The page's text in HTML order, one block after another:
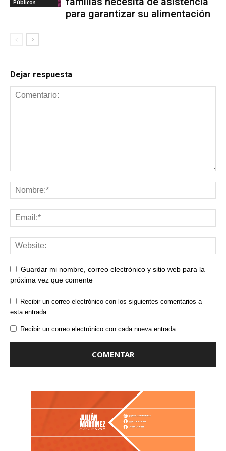
Públicos
para garantizar su alimentación
Dejar respuesta
Guardar mi nombre, correo electrónico y sitio web para la
próxima vez que comente
Recibir un correo electrónico con los siguientes comentarios a
esta entrada.
Recibir un correo electrónico con cada nueva entrada.